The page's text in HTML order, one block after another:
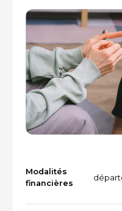
Dispositifs aidants/aidés
QUI SOMMES-NOUS ?
L'équipe
Le Comité des parties
Les partenaires
Modalités
financières